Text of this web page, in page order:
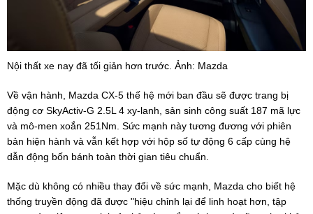
Nội thất xe nay đã tối giản hơn trước. Ảnh: Mazda
Về vận hành, Mazda CX-5 thế hệ mới ban đầu sẽ được trang bị
động cơ SkyActiv-G 2.5L 4 xy-lanh, sản sinh công suất 187 mã lực
và mô-men xoắn 251Nm. Sức mạnh này tương đương với phiên
bản hiện hành và vẫn kết hợp với hộp số tự động 6 cấp cùng hệ
dẫn động bốn bánh toàn thời gian tiêu chuẩn.
Mặc dù không có nhiều thay đổi về sức mạnh, Mazda cho biết hệ
thống truyền động đã được "hiệu chỉnh lại để linh hoạt hơn, tập